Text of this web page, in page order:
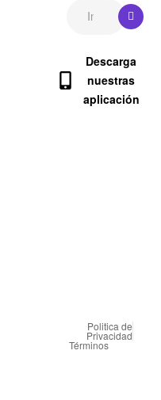
Descarga
nuestras
aplicación
Politica de
Privacidad
Términos